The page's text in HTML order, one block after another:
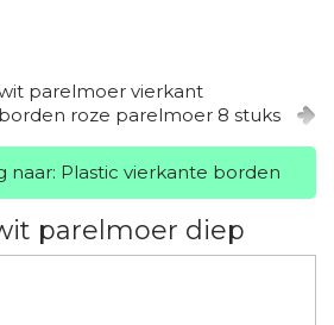
parelmoer vierkant
roze parelmoer 8 stuks
naar: Plastic vierkante borden
parelmoer diep